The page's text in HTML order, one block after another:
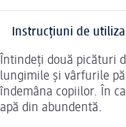
Instrucțiuni de
Întindeți două picături
lungimile și vârfurile
îndemâna copiilor. În
apă din abundentă.